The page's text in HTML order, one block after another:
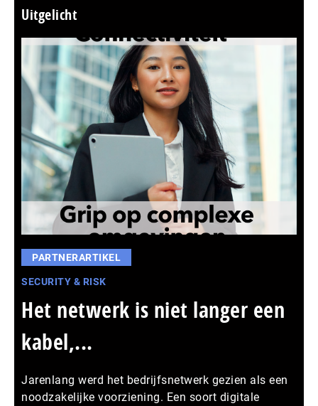
Uitgelicht
PARTNERARTIKEL
SECURITY & RISK
Het netwerk is niet langer een
kabel,...
Jarenlang werd het bedrijfsnetwerk gezien als een
noodzakelijke voorziening. Een soort digitale